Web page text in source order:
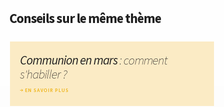
Conseils sur le même thème
Communion en mars: comment
s'habiller ?
EN SAVOIR PLUS